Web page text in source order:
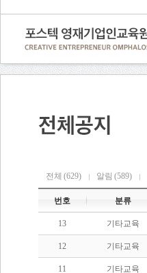
전체 (629) 알림 (589)
번호 분류
13 기타교육
12 기타교육
11 기타교육